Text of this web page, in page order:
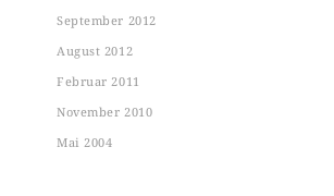
September 2012
August 2012
Februar 2011
November 2010
Mai 2004